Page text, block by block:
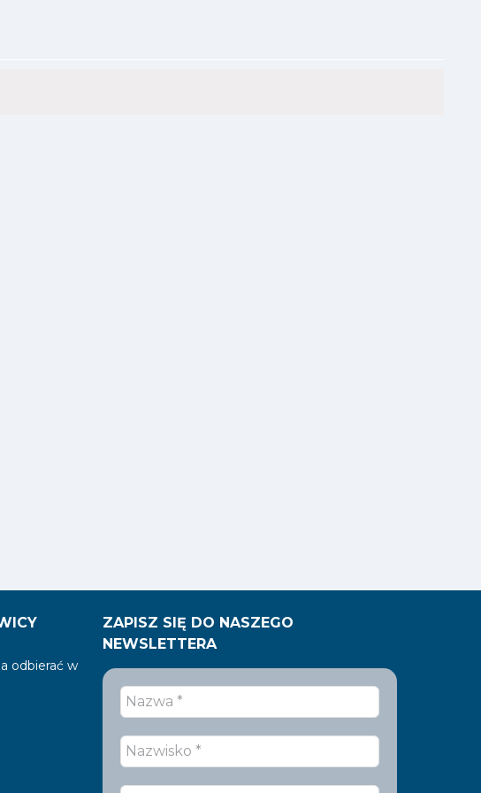
odbierać w
ZAPISZ SIĘ DO NASZEGO
NEWSLETTERA